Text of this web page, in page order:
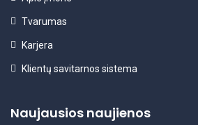
Tvarumas
Karjera
Klientų savitarnos sistema
Naujausios naujienos